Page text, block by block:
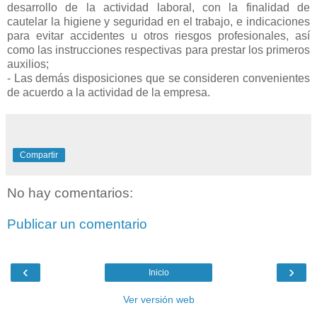
desarrollo de la actividad laboral, con la finalidad de
cautelar la higiene y seguridad en el trabajo, e indicaciones
para evitar accidentes u otros riesgos profesionales, así
como las instrucciones respectivas para prestar los primeros
auxilios;
- Las demás disposiciones que se consideren convenientes
de acuerdo a la actividad de la empresa.
Compartir
No hay comentarios:
Publicar un comentario
‹ ›
Inicio
Ver versión web